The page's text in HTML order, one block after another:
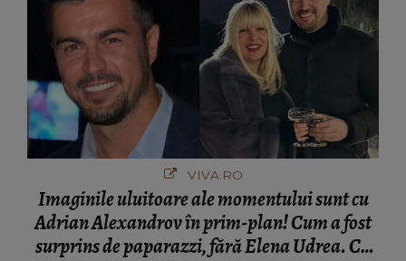
VIVA.RO
Imaginile uluitoare ale momentului sunt cu
Adrian Alexandrov în prim-plan! Cum a fost
surprins de paparazzi, fără Elena Udrea. Cu